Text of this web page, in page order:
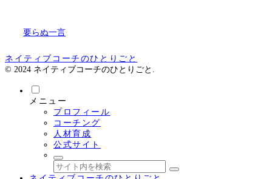
要らぬ一言
ネイティブコーチのひとりごと
© 2024 ネイティブコーチのひとりごと.
メニュー
プロフィール
コーチング
人材育成
公式サイト